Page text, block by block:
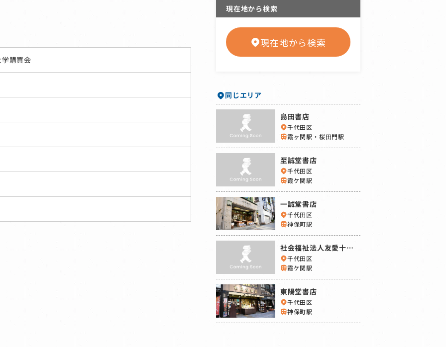
購買会
現在地から検索
現在地から検索
同じエリア
島田書店
千代田区
霞ヶ関駅・桜田門駅
至誠堂書店
千代田区
霞ケ関駅
一誠堂書店
千代田区
神保町駅
社会福祉法人友愛十字
会 友愛書房
千代田区
霞ケ関駅
東陽堂書店
千代田区
神保町駅